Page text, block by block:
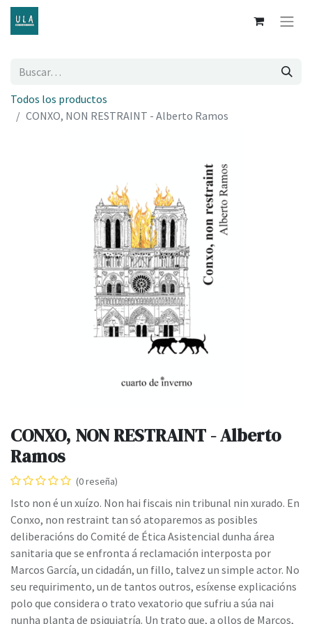
Todos los productos
CONXO, NON RESTRAINT - Alberto Ramos
CONXO, NON RESTRAINT - Alberto
Ramos
(0 reseña)
Isto non é un xuízo. Non hai fiscais nin tribunal nin xurado. En
Conxo, non restraint tan só atoparemos as posibles
deliberacións do Comité de Ética Asistencial dunha área
sanitaria que se enfronta á reclamación interposta por
Marcos García, un cidadán, un fillo, talvez un simple actor. No
seu requirimento, un de tantos outros, esíxense explicacións
polo que considera o trato vexatorio que sufriu a súa nai
nunha planta de psiquiatría. Un trato que, a ollos de Marcos,